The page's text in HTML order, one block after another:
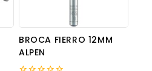
BROCA FIERRO 12MM
ALPEN